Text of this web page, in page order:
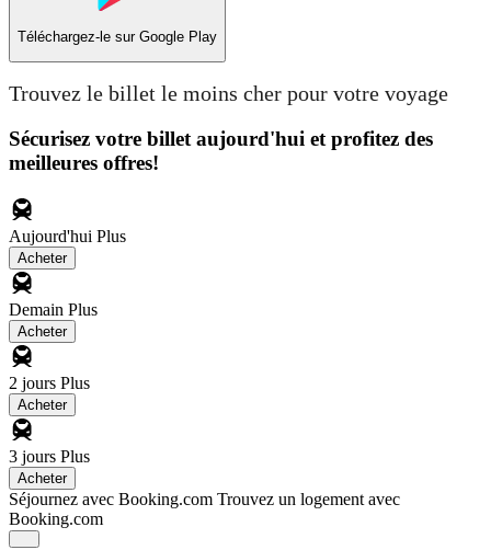
Téléchargez-le sur Google Play
Trouvez le billet le moins cher pour votre voyage
Sécurisez votre billet aujourd'hui et profitez des
meilleures offres!
Aujourd'hui Plus
Acheter
Demain Plus
Acheter
2 jours Plus
Acheter
3 jours Plus
Acheter
Séjournez avec Booking.com Trouvez un logement avec
Booking.com